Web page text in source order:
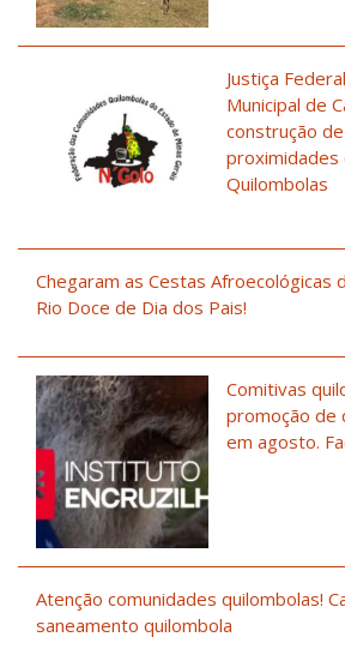
Justiça
Municipal de
construção
proximidades
Quilombolas
Chegaram as Cestas Afroecológicas
Rio Doce de Dia dos Pais!
Comitivas
promoção de
em agosto.
Atenção comunidades quilombolas!
saneamento quilombola